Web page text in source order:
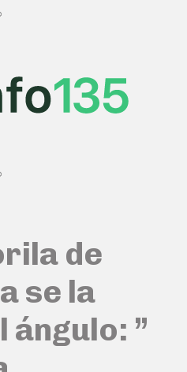
de
se la
ángulo: ”